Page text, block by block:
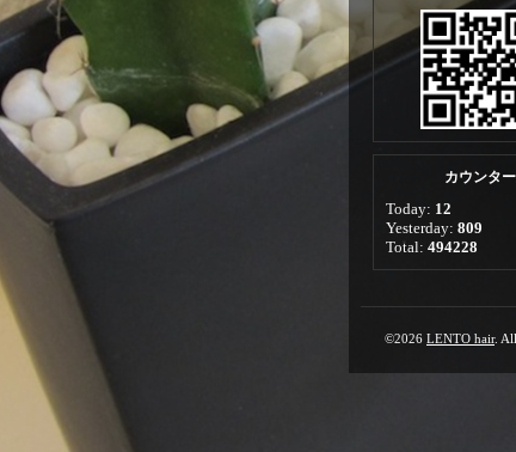
カウンター
Today: 12
Yesterday: 809
Total: 494228
©2026 LENTO hair.